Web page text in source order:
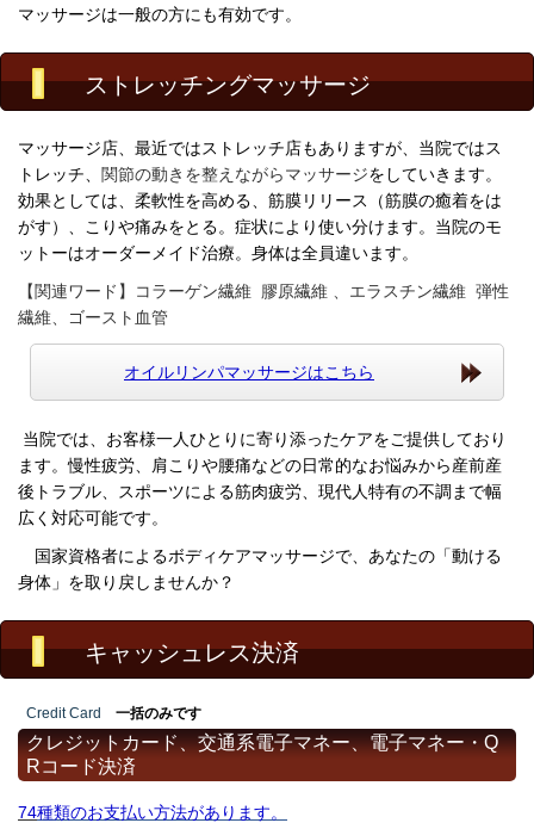
マッサージは一般の方にも有効です。
ストレッチングマッサージ
マッサージ店、最近ではストレッチ店もありますが、当院ではス
トレッチ、 関節の動きを整えながらマッサージをしていきます。
効果としては、柔軟性を高める、筋膜リリース（筋膜の癒着をは
がす）、こりや痛みをとる。症状により使い分けます。当院のモ
ットーはオーダーメイド治療。身体は全員違います。
【関連ワード】コラーゲン繊維 膠原繊維 、エラスチン繊維 弾性
繊維、
ゴースト血管
オイルリンパマッサージはこちら
当院では、お客様一人ひとりに寄り添ったケアをご提供しており
ます。慢性疲労、肩こりや腰痛などの日常的なお悩みから産前産
後トラブル、スポーツによる筋肉疲労、現代人特有の不調まで幅
広く対応可能です。
国家資格者によるボディケアマッサージで、あなたの「動ける
身体」を取り戻しませんか？
キャッシュレス決済
Credit Card 一括のみです
クレジットカード、交通系電子マネー、電子マネー・Q
Rコード決済
74種類のお支払い方法があります。